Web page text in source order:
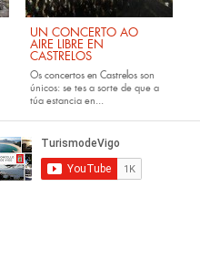
UN CONCERTO AO
AIRE LIBRE EN
CASTRELOS
Os concertos en Castrelos son
únicos: se tes a sorte de que a
túa estancia en...